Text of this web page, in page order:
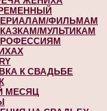
ФИЛЬМАМ
МУЛЬТИКАМ
К СВАДЬБЕ
МЕСЯЦ